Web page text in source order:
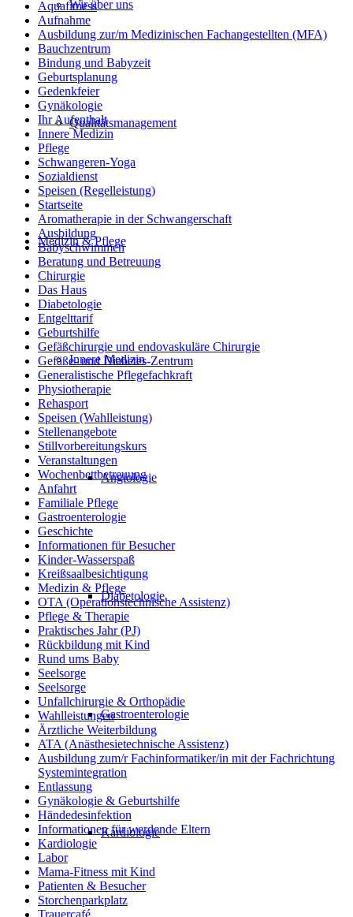
Wir über uns
Qualitätsmanagement
Medizin & Pflege
Innere Medizin
Angiologie
Diabetologie
Gastroenterologie
Kardiologie
Aquafitness
Aufnahme
Ausbildung zur/m Medizinischen Fachangestellten (MFA)
Bauchzentrum
Bindung und Babyzeit
Geburtsplanung
Gedenkfeier
Gynäkologie
Ihr Aufenthalt
Innere Medizin
Pflege
Schwangeren-Yoga
Sozialdienst
Speisen (Regelleistung)
Startseite
Aromatherapie in der Schwangerschaft
Ausbildung
Babyschwimmen
Beratung und Betreuung
Chirurgie
Das Haus
Diabetologie
Entgelttarif
Geburtshilfe
Gefäßchirurgie und endovaskuläre Chirurgie
Gefäße- und Diabetes-Zentrum
Generalistische Pflegefachkraft
Physiotherapie
Rehasport
Speisen (Wahlleistung)
Stellenangebote
Stillvorbereitungskurs
Veranstaltungen
Wochenbettbetreuung
Anfahrt
Familiale Pflege
Gastroenterologie
Geschichte
Informationen für Besucher
Kinder-Wasserspaß
Kreißsaalbesichtigung
Medizin & Pflege
OTA (Operationstechnische Assistenz)
Pflege & Therapie
Praktisches Jahr (PJ)
Rückbildung mit Kind
Rund ums Baby
Seelsorge
Seelsorge
Unfallchirurgie & Orthopädie
Wahlleistungen
Ärztliche Weiterbildung
ATA (Anästhesietechnische Assistenz)
Ausbildung zum/r Fachinformatiker/in mit der Fachrichtung
Systemintegration
Entlassung
Gynäkologie & Geburtshilfe
Händedesinfektion
Informationen für werdende Eltern
Kardiologie
Labor
Mama-Fitness mit Kind
Patienten & Besucher
Storchenparkplatz